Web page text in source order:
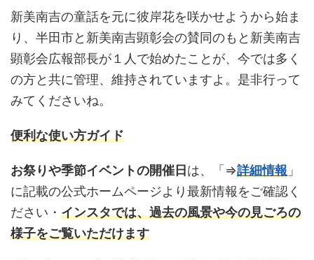
新美南吉の童話を元に彼岸花を咲かせようから始ま
り、半田市と新美南吉顕彰会の賛同のもと新美南吉
顕彰会広報部長が１人で始めたことが、今では多く
の方と共に管理、維持されていますよ。是非行って
みてくださいね。
便利な使い方ガイド
お祭りや季節イベントの開催日 は、「⇒詳細情報 」
に記載の公式ホームページより最新情報をご確認く
ださい・ インスタでは、過去の風景や今の見ごろの
様子をご覧いただけます